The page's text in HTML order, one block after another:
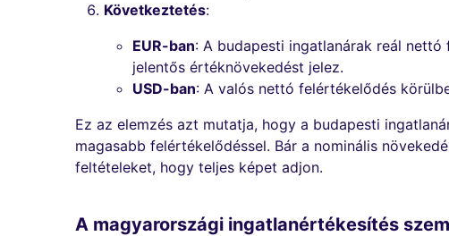
Következtetés:
EUR-ban: A budapesti ingatlanárak reál
jelentős értéknövekedést jelez.
USD-ban: A valós nettó felértékelődés
Ez az elemzés azt mutatja, hogy a budapesti
magasabb felértékelődéssel. Bár a nominális
feltételeket, hogy teljes képet adjon.
A magyarországi ingatlanértékesítés